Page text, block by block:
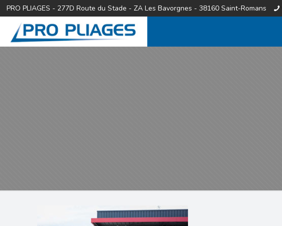
PRO PLIAGES - 277D Route du Stade - ZA Les Bavorgnes - 38160 Saint-Romans